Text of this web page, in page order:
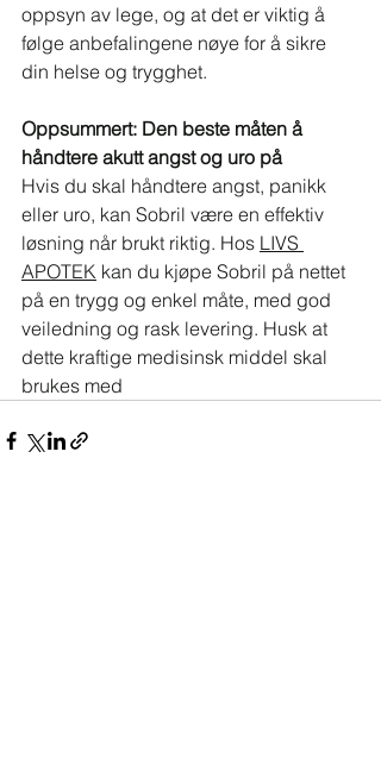
oppsyn av lege, og at det er viktig å
følge anbefalingene nøye for å sikre
din helse og trygghet.
Oppsummert: Den beste måten å
håndtere akutt angst og uro på
Hvis du skal håndtere angst, panikk
eller uro, kan Sobril være en effektiv
løsning når brukt riktig. Hos LIVS
APOTEK kan du kjøpe Sobril på nettet
på en trygg og enkel måte, med god
veiledning og rask levering. Husk at
dette kraftige medisinsk middel skal
brukes med